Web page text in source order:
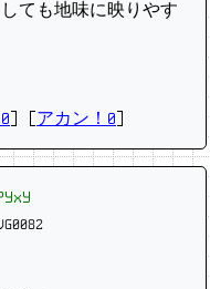
ても地味に映りやす
アカン！0